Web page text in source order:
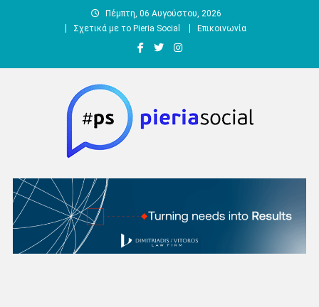
Πέμπτη, 06 Αυγούστου, 2026
Σχετικά με το Pieria Social
Επικοινωνία
Pieria Social